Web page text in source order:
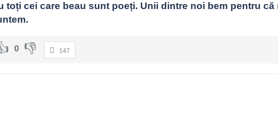
toți cei care beau sunt poeți. Unii dintre noi bem pentru că
0 147